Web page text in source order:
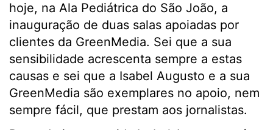
hoje, na Ala Pediátrica do São João, a
inauguração de duas salas apoiadas por
clientes da GreenMedia. Sei que a sua
sensibilidade acrescenta sempre a estas
causas e sei que a Isabel Augusto e a sua
GreenMedia são exemplares no apoio, nem
sempre fácil, que prestam aos jornalistas.